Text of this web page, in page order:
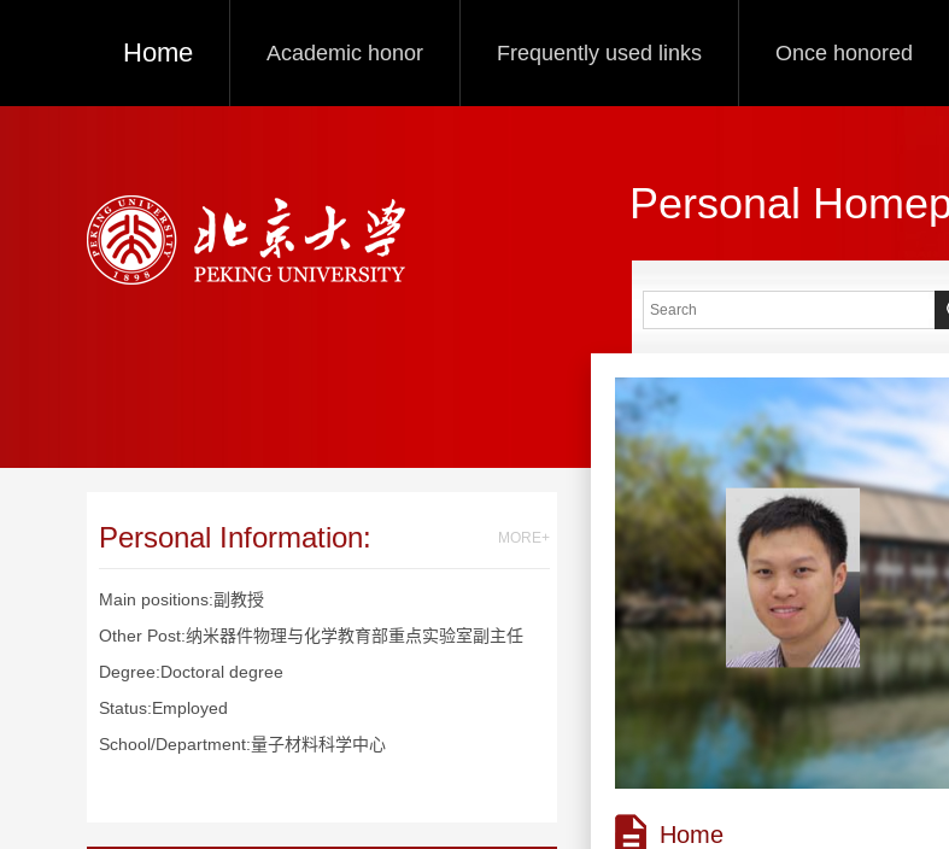
Home Academic honor Frequently used links Once honored
Personal
Personal Information: MORE+
Main positions:副教授
Other Post:纳米器件物理与化学教育部重点实验室副主任
Degree:Doctoral degree
Status:Employed
School/Department:量子材料科学中心
Home